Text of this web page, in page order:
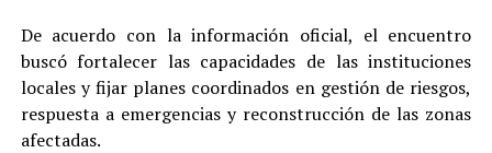
De acuerdo con la información oficial, el encuentro
buscó fortalecer las capacidades de las instituciones
locales y fijar planes coordinados en gestión de riesgos,
respuesta a emergencias y reconstrucción de las zonas
afectadas.